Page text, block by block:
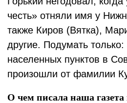
честь» отняли имя у
также Киров (Вятка),
другие. Подумать
населенных пунктов в
произошли от фамилии
О чем писала наша газета